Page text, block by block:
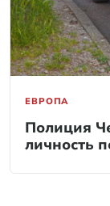
ЕВРОПА
Полиция
личность